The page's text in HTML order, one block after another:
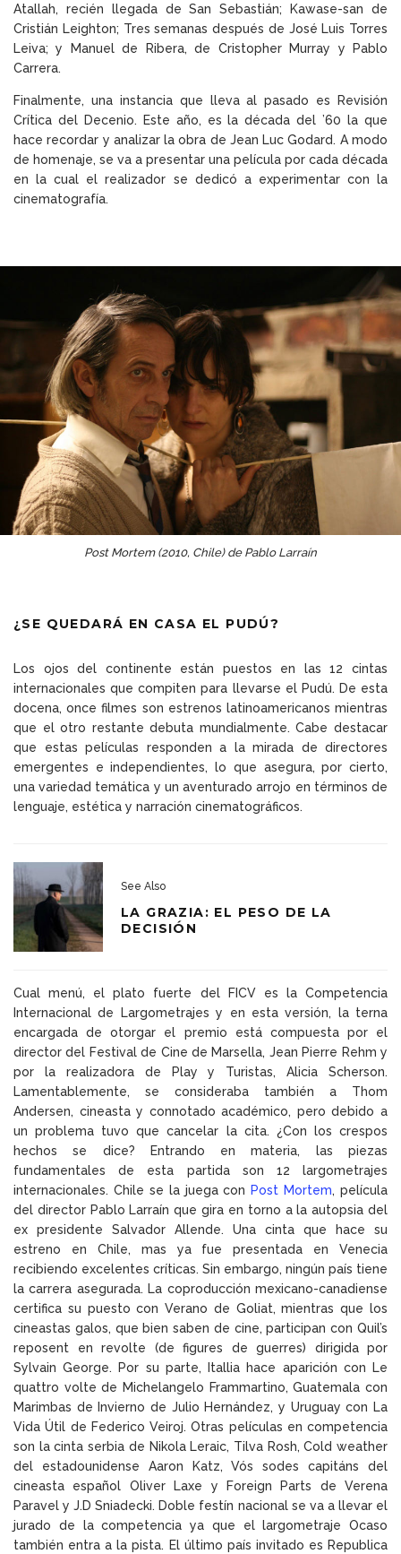
Atallah, recién llegada de San Sebastián; Kawase-san de
Cristián Leighton; Tres semanas después de José Luis Torres
Leiva; y Manuel de Ribera, de Cristopher Murray y Pablo
Carrera.
Finalmente, una instancia que lleva al pasado es Revisión
Crítica del Decenio. Este año, es la década del ’60 la que
hace recordar y analizar la obra de Jean Luc Godard. A modo
de homenaje, se va a presentar una película por cada década
en la cual el realizador se dedicó a experimentar con la
cinematografía.
Post Mortem (2010, Chile) de Pablo Larraín
¿SE QUEDARÁ EN CASA EL PUDÚ?
Los ojos del continente están puestos en las 12 cintas
internacionales que compiten para llevarse el Pudú. De esta
docena, once filmes son estrenos latinoamericanos mientras
que el otro restante debuta mundialmente. Cabe destacar
que estas películas responden a la mirada de directores
emergentes e independientes, lo que asegura, por cierto,
una variedad temática y un aventurado arrojo en términos de
lenguaje, estética y narración cinematográficos.
See Also
LA GRAZIA: EL PESO DE LA
DECISIÓN
Cual menú, el plato fuerte del FICV es la Competencia
Internacional de Largometrajes y en esta versión, la terna
encargada de otorgar el premio está compuesta por el
director del Festival de Cine de Marsella, Jean Pierre Rehm y
por la realizadora de Play y Turistas, Alicia Scherson.
Lamentablemente, se consideraba también a Thom
Andersen, cineasta y connotado académico, pero debido a
un problema tuvo que cancelar la cita. ¿Con los crespos
hechos se dice? Entrando en materia, las piezas
fundamentales de esta partida son 12 largometrajes
internacionales. Chile se la juega con Post Mortem, película
del director Pablo Larraín que gira en torno a la autopsia del
ex presidente Salvador Allende. Una cinta que hace su
estreno en Chile, mas ya fue presentada en Venecia
recibiendo excelentes críticas. Sin embargo, ningún país tiene
la carrera asegurada. La coproducción mexicano-canadiense
certifica su puesto con Verano de Goliat, mientras que los
cineastas galos, que bien saben de cine, participan con Quil’s
reposent en revolte (de figures de guerres) dirigida por
Sylvain George. Por su parte, Itallia hace aparición con Le
quattro volte de Michelangelo Frammartino, Guatemala con
Marimbas de Invierno de Julio Hernández, y Uruguay con La
Vida Útil de Federico Veiroj. Otras películas en competencia
son la cinta serbia de Nikola Leraic, Tilva Rosh, Cold weather
del estadounidense Aaron Katz, Vós sodes capitáns del
cineasta español Oliver Laxe y Foreign Parts de Verena
Paravel y J.D Sniadecki. Doble festín nacional se va a llevar el
jurado de la competencia ya que el largometraje Ocaso
también entra a la pista. El último país invitado es Republica